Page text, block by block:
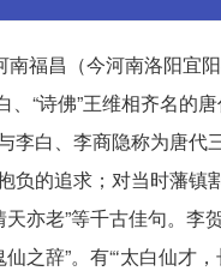
福昌（今河南洛阳宜
、“诗佛”王维相齐名
白、李商隐称为唐
的追求；对当时藩镇
天亦老”等千古佳句。
之辞”。有“‘太白仙